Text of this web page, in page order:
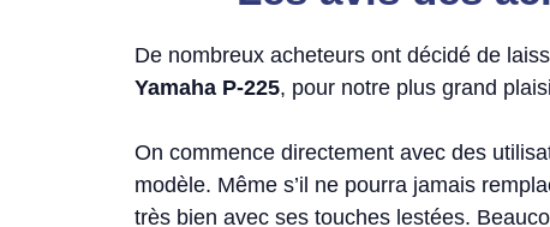
De nombreux acheteurs ont décidé de
Yamaha P-225, pour notre plus grand
On commence directement avec des
modèle. Même s’il ne pourra jamais
très bien avec ses touches lestées.